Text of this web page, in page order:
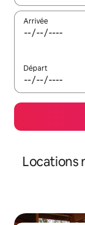
Arrivée
Départ
Locations